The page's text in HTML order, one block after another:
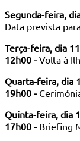
Segunda-feira,
Data prevista
Terça-feira, dia
12h00 - Volta à
Quarta-feira, dia
19h00 -
Quinta-feira, dia
17h00 - Briefing